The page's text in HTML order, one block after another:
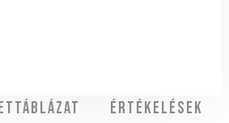
Értékelések